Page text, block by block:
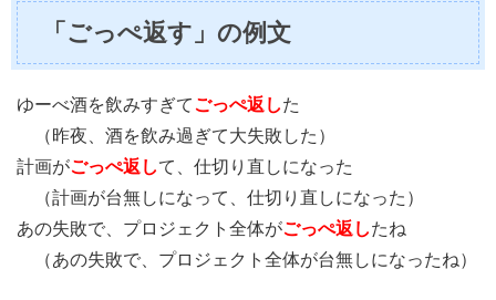
「ごっぺ返す」の例文
ゆーべ酒を飲みすぎてごっぺ返した
（昨夜、酒を飲み過ぎて大失敗した）
計画がごっぺ返して、仕切り直しになった
（計画が台無しになって、仕切り直しになった）
あの失敗で、プロジェクト全体がごっぺ返したね
（あの失敗で、プロジェクト全体が台無しになったね）